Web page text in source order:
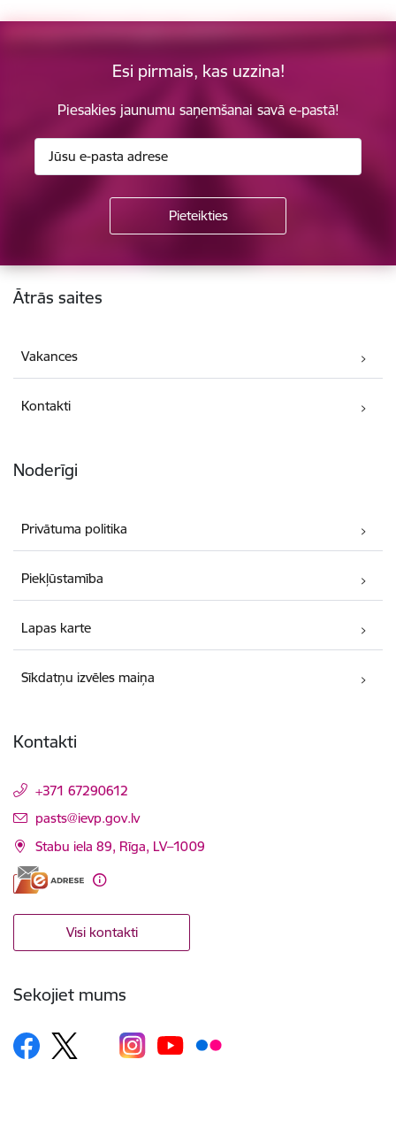
Esi pirmais, kas uzzina!
Piesakies jaunumu saņemšanai savā e-pastā!
Kājene
Ātrās saites
Vakances
Kontakti
Noderīgi
Privātuma politika
Piekļūstamība
Lapas karte
Sīkdatņu izvēles maiņa
Kontakti
+371 67290612
E-pasts:
pasts@ievp.gov.lv
Stabu iela 89, Rīga, LV–1009
Visi kontakti
Sekojiet mums